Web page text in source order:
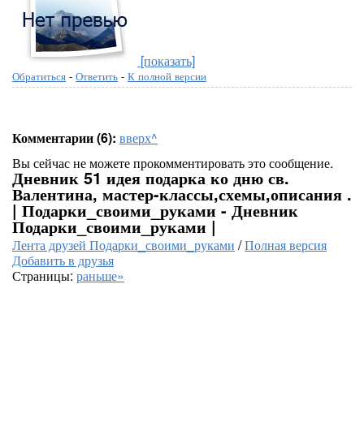
[показать]
Обратиться - Ответить - К полной версии
Комментарии (6): вверх^
Вы сейчас не можете прокомментировать это сообщение.
Дневник 51 идея подарка ко дню св.
Валентина, мастер-классы,схемы,описания .
| Подарки_своими_руками - Дневник
Подарки_своими_руками |
Лента друзей Подарки_своими_руками /Полная версия
Добавить в друзья
Страницы: раньше»